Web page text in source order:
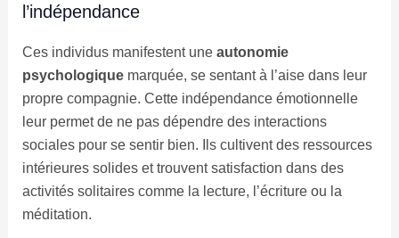
l’indépendance
Ces individus manifestent une autonomie
psychologiquemarquée, se sentant à l’aise dans leur
propre compagnie. Cette indépendance émotionnelle
leur permet de ne pas dépendre des interactions
sociales pour se sentir bien. Ils cultivent des ressources
intérieures solides et trouvent satisfaction dans des
activités solitaires comme la lecture, l’écriture ou la
méditation.